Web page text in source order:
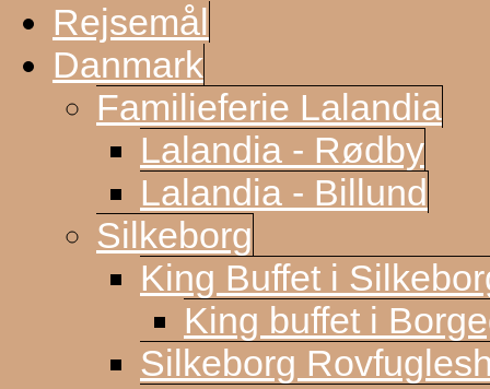
Rejsemål
Danmark
Familieferie Lalandia
Lalandia - Rødby
Lalandia - Billund
Silkeborg
King Buffet i
King buffet i
Silkeborg